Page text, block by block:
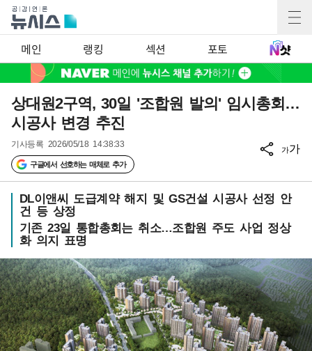
메인 랭킹 섹션 포토
상대원2구역, 30일 '조합원 발의' 임시총회…
시공사 변경 추진
기사등록 2026/05/18 14:38:33
구글에서 선호하는 매체로 추가
가가
DL이앤씨 도급계약 해지 및 GS건설 시공사 선정 안
건 등 상정
기존 23일 통합총회는 취소…조합원 주도 사업 정상
화 의지 표명